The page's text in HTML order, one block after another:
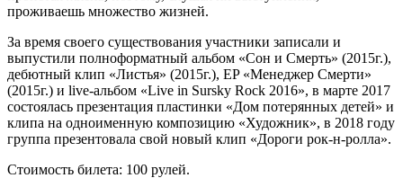
проживаешь множество жизней.
За время своего существования участники записали и
выпустили полноформатный альбом «Сон и Смерть» (2015г.),
дебютный клип «Листья» (2015г.), EP «Менеджер Смерти»
(2015г.) и live-альбом «Live in Sursky Rock 2016», в марте 2017
состоялась презентация пластинки «Дом потерянных детей» и
клипа на одноименную композицию «Художник», в 2018 году
группа презентовала свой новый клип «Дороги рок-н-ролла».
Стоимость билета: 100 рулей.